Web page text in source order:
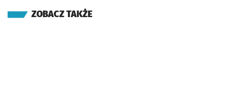
ZOBACZ TAKŻE